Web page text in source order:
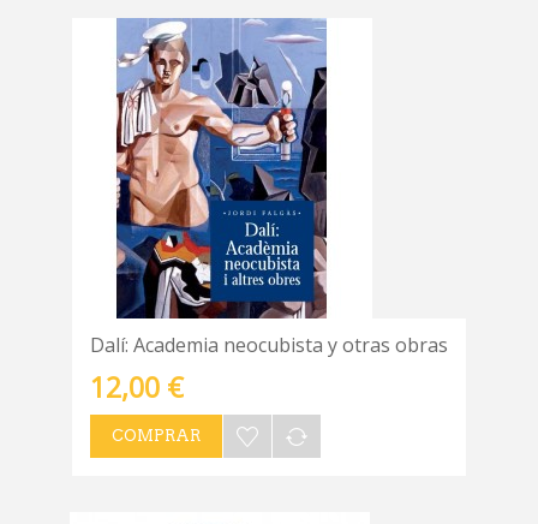
Dalí: Academia neocubista y otras obras
12,00 €
COMPRAR